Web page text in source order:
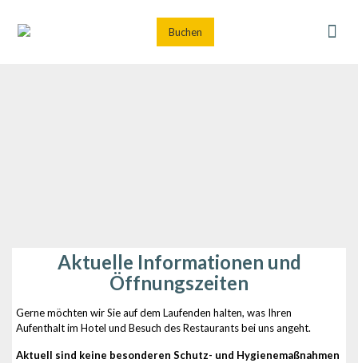
Buchen
Aktuelle Informationen und
Öffnungszeiten
Gerne möchten wir Sie auf dem Laufenden halten, was Ihren
Aufenthalt im Hotel und Besuch des Restaurants bei uns angeht.
Aktuell sind keine besonderen Schutz- und Hygienemaßnahmen